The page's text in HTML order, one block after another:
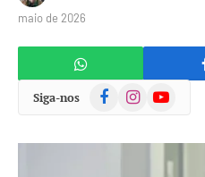
maio de 2026
Siga-nos FacebookInstagramYouTube